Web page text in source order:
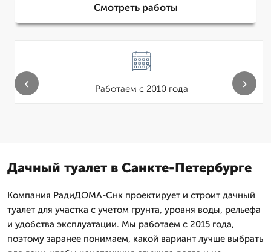
Смотреть работы
Работаем с 2010 года
‹ ›
Дачный туалет в Санкте-Петербурге
Компания РадиДОМА-Снк проектирует и строит дачный
туалет для участка с учетом грунта, уровня воды, рельефа
и удобства эксплуатации. Мы работаем с 2015 года,
поэтому заранее понимаем, какой вариант лучше выбрать